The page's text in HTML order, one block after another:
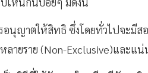
นุญาตให้สิทธิ ซึ่งโดยทั่วไปจะมีส
ายราย (Non-Exclusive)และแน่